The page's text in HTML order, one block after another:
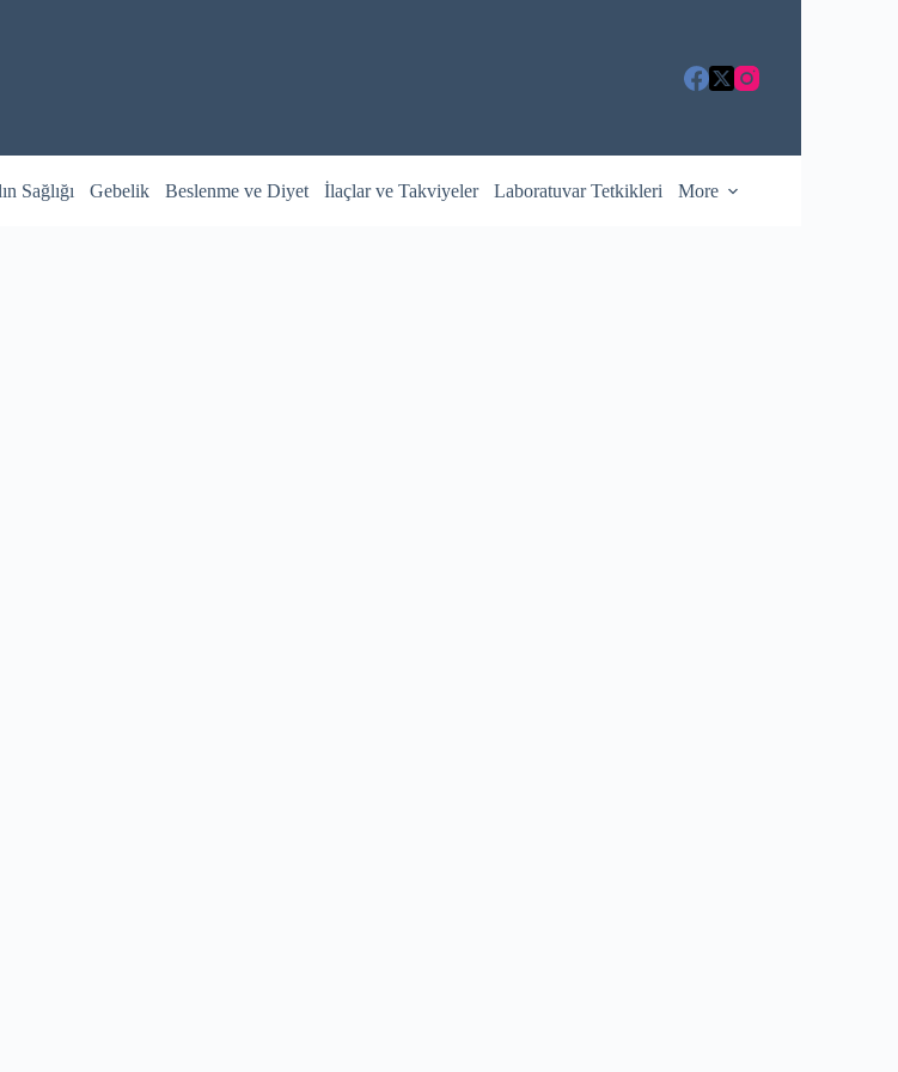
Sağlığı Gebelik Beslenme ve Diyet İlaçlar ve Takviyeler Laboratuvar Tetkikleri More